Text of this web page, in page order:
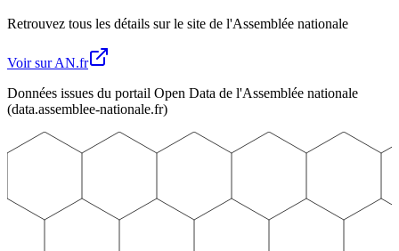
Retrouvez tous les détails sur le site de l'Assemblée nationale
Voir sur AN.fr
Données issues du portail Open Data de l'Assemblée nationale
(data.assemblee-nationale.fr)